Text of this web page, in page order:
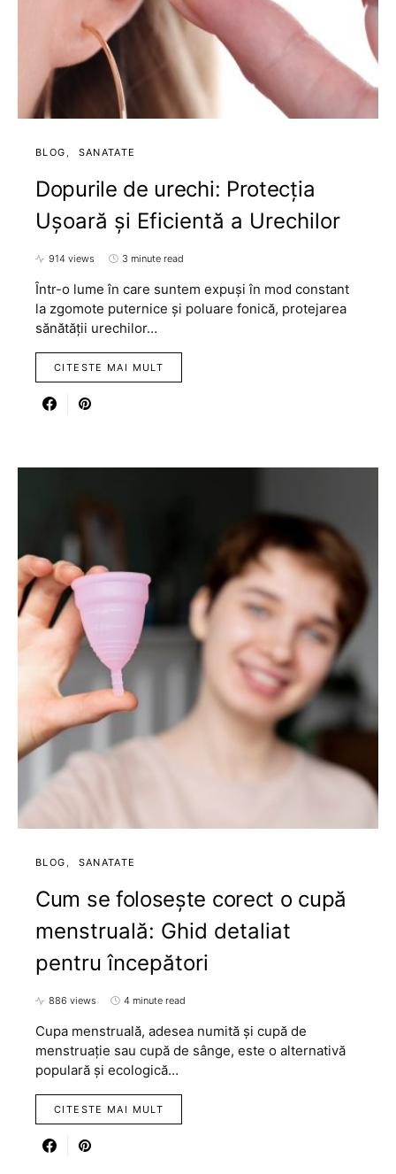
BLOG SANATATE
Dopurile de urechi: Protecția
Ușoară și Eficientă a Urechilor
914 views 3 minute read
Într-o lume în care suntem expuși în mod constant
la zgomote puternice și poluare fonică, protejarea
sănătății urechilor…
CITESTE MAI MULT
BLOG SANATATE
Cum se folosește corect o cupă
menstruală: Ghid detaliat
pentru începători
886 views 4 minute read
Cupa menstruală, adesea numită și cupă de
menstruație sau cupă de sânge, este o alternativă
populară și ecologică…
CITESTE MAI MULT